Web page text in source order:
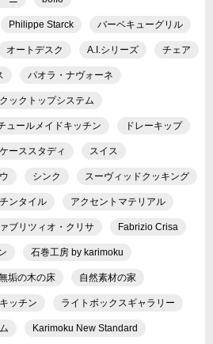
Philippe Starck バーベキューグリル
オートデスク A.I.シリーズ チェア
パオラ・ナヴォーネ
クックトップシステム
ュールメイドキッチン ドレーキップ
ーススタディ スイス
シンク スーヴィッドクッキング
ンタイル アクセントマテリアル
ブリツィオ・クリサ Fabrizio Crisa
石巻工房 by karimoku
垢の木の床 自然素材の家
ッチン ライトボックスギャラリー
Karimoku New Standard